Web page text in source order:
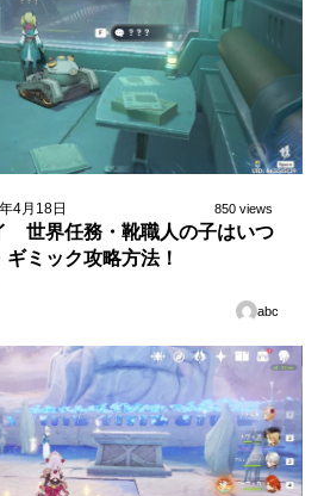
4月18日 850 views
世界任務・靴職人の子はいつ
ミック攻略方法！
abc